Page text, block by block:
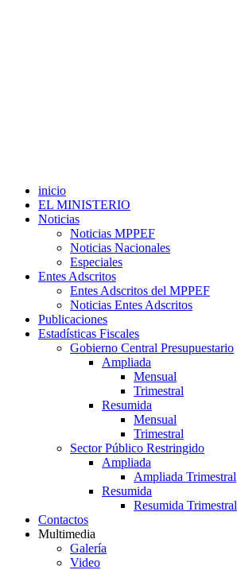
inicio
EL MINISTERIO
Noticias
Noticias MPPEF
Noticias Nacionales
Especiales
Entes Adscritos
Entes Adscritos del MPPEF
Noticias Entes Adscritos
Publicaciones
Estadísticas Fiscales
Gobierno Central Presupuestario
Ampliada
Mensual
Trimestral
Resumida
Mensual
Trimestral
Sector Público Restringido
Ampliada
Ampliada Trimestral
Resumida
Resumida Trimestral
Contactos
Multimedia
Galería
Video